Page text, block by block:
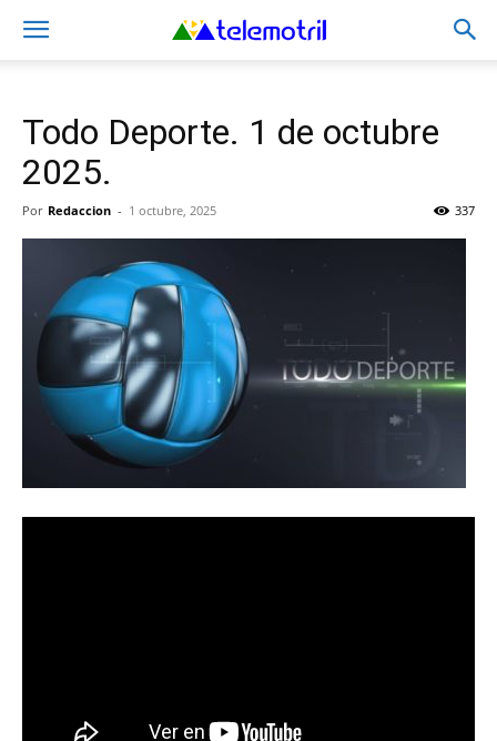
Todo Deporte. 1 de octubre
2025.
Por Redaccion - 1 octubre, 2025 337